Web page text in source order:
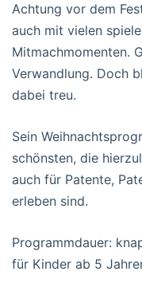
Achtung vor dem
auch mit vielen
Mitmachmomenten.
Verwandlung. Doch
dabei treu.
Sein
schönsten, die
auch für Patente,
erleben sind.
Programmdauer:
für Kinder ab 5